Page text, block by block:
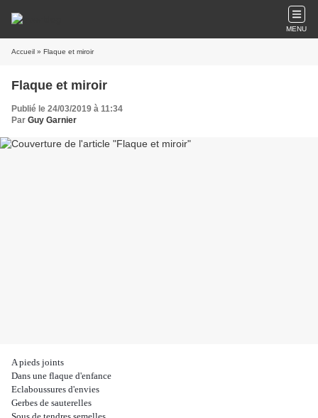
MENU
Accueil » Flaque et miroir
Flaque et miroir
Publié le 24/03/2019 à 11:34
Par Guy Garnier
A pieds joints
Dans une flaque d'enfance
Eclaboussures d'envies
Gerbes de sauterelles